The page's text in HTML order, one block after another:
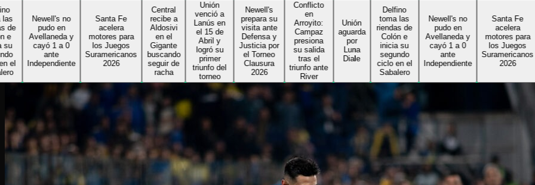
Newell's no
pudo en
y
cayó 1 a 0
ante
Santa Fe
motores para
los Juegos
Suramericanos
2026
recibe a
Aldosivi
en el
Gigante
buscando
seguir de
Unión
venció a
Lanús en
el 15 de
Abril y
logró su
primer
triunfo del
torneo
Newell's
prepara su
visita ante
Defensa y
Justicia por
el Torneo
Clausura
2026
Conflicto
Arroyito:
Campaz
presiona
su salida
tras el
triunfo ante
Unión
aguarda
por
Luna
Diale
toma las
riendas de
Colón e
inicia su
segundo
ciclo en el
Newell's no
pudo en
Avellaneda y
cayó 1 a 0
ante
Independiente
Santa Fe
motores para
los Juegos
Suramericanos
2026